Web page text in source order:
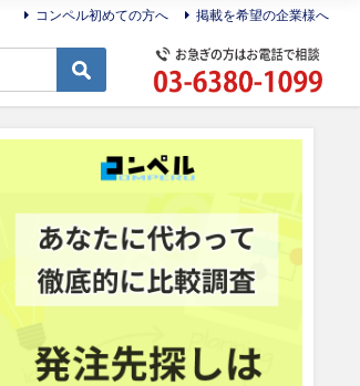
コンペル初めての方へ 掲載を希望の企業様へ